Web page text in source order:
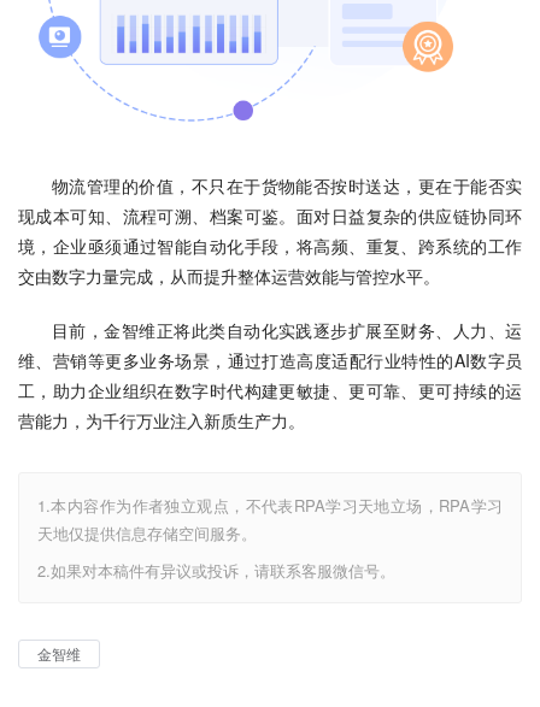
物流管理的价值，不只在于货物能否按时送达，更在于能否实
现成本可知、流程可溯、档案可鉴。面对日益复杂的供应链协同环
境，企业亟须通过智能自动化手段，将高频、重复、跨系统的工作
交由数字力量完成，从而提升整体运营效能与管控水平。
目前，金智维正将此类自动化实践逐步扩展至财务、人力、运
维、营销等更多业务场景，通过打造高度适配行业特性的AI数字员
工，助力企业组织在数字时代构建更敏捷、更可靠、更可持续的运
营能力，为千行万业注入新质生产力。
1.本内容作为作者独立观点，不代表RPA学习天地立场，RPA学习
天地仅提供信息存储空间服务。
2.如果对本稿件有异议或投诉，请联系客服微信号。
金智维